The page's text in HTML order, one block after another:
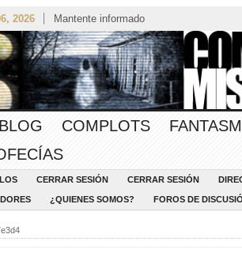
2026 Mantente informado
BLOG COMPLOTS
CERRAR SESIÓN CERRAR SESIÓN
¿QUIENES SOMOS? FOROS DE